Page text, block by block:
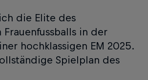
die Elite des
Frauenfussballs in der
hochklassigen EM 2025.
Spielplan des